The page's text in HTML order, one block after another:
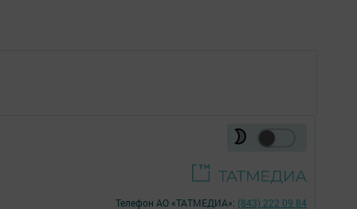
Телефон АО «ТАТМЕДИА»: (843) 222 09 84